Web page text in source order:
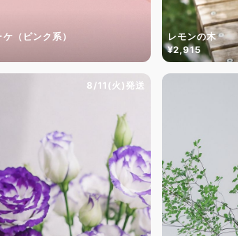
（ピンク系）
レモンの木
¥2,915
8/11(火)発送